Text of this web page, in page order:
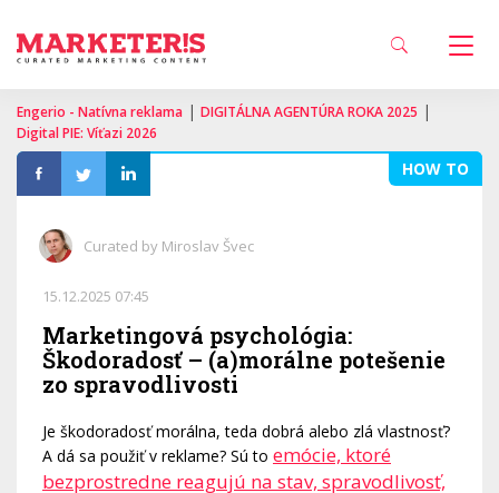
Engerio - Natívna reklama | DIGITÁLNA AGENTÚRA ROKA 2025 |
Digital PIE: Víťazi 2026
HOW TO
Curated by Miroslav Švec
15.12.2025 07:45
Marketingová psychológia:
Škodoradosť – (a)morálne potešenie
zo spravodlivosti
Je škodoradosť morálna, teda dobrá alebo zlá vlastnosť?
A dá sa použiť v reklame? Sú to emócie, ktoré
bezprostredne reagujú na stav, spravodlivosť,